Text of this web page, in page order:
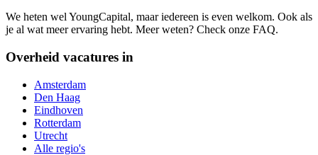
We heten wel YoungCapital, maar iedereen is even welkom. Ook als
je al wat meer ervaring hebt. Meer weten? Check onze FAQ.
Overheid vacatures in
Amsterdam
Den Haag
Eindhoven
Rotterdam
Utrecht
Alle regio's